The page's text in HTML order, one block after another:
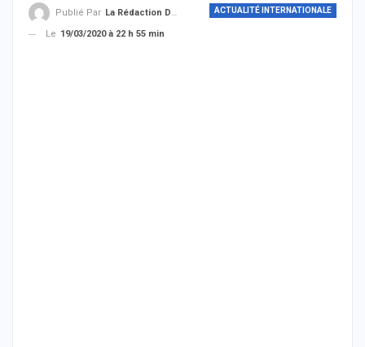
ACTUALITÉ INTERNATIONALE
Publié Par La Rédaction De THIEYSENEGAL.com
Le 19/03/2020 à 22 h 55 min